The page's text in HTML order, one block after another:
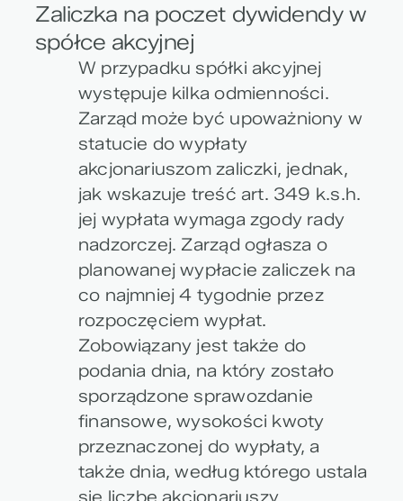
Zaliczka na poczet dywidendy w
spółce akcyjnej
W przypadku spółki akcyjnej
występuje kilka odmienności.
Zarząd może być upoważniony w
statucie do wypłaty
akcjonariuszom zaliczki, jednak,
jak wskazuje treść art. 349 k.s.h.
jej wypłata wymaga zgody rady
nadzorczej. Zarząd ogłasza o
planowanej wypłacie zaliczek na
co najmniej 4 tygodnie przez
rozpoczęciem wypłat.
Zobowiązany jest także do
podania dnia, na który zostało
sporządzone sprawozdanie
finansowe, wysokości kwoty
przeznaczonej do wypłaty, a
także dnia, według którego ustala